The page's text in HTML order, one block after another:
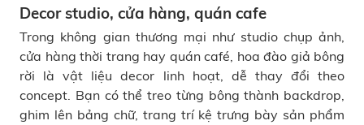
Decor studio, cửa hàng, quán cafe
Trong không gian thương mại như studio chụp ảnh,
cửa hàng thời trang hay quán café, hoa đào giả bông
rời là vật liệu decor linh hoạt, dễ thay đổi theo
concept. Bạn có thể treo từng bông thành backdrop,
ghim lên bảng chữ, trang trí kệ trưng bày sản phẩm